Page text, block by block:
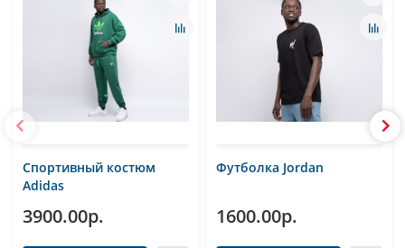
Спортивный костюм
Adidas
3900.00р.
Футболка Jordan
1600.00р.